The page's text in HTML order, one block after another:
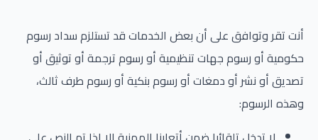
أنت تقر وتوافق على أن بعض الخدمات قد تستلزم سداد رسوم
حكومية أو رسوم جهات تنظيمية أو رسوم ترجمة أو توثيق أو
تصديق أو نشر أو دمغات أو رسوم بنكية أو رسوم طرف ثالث،
وهذه الرسوم: